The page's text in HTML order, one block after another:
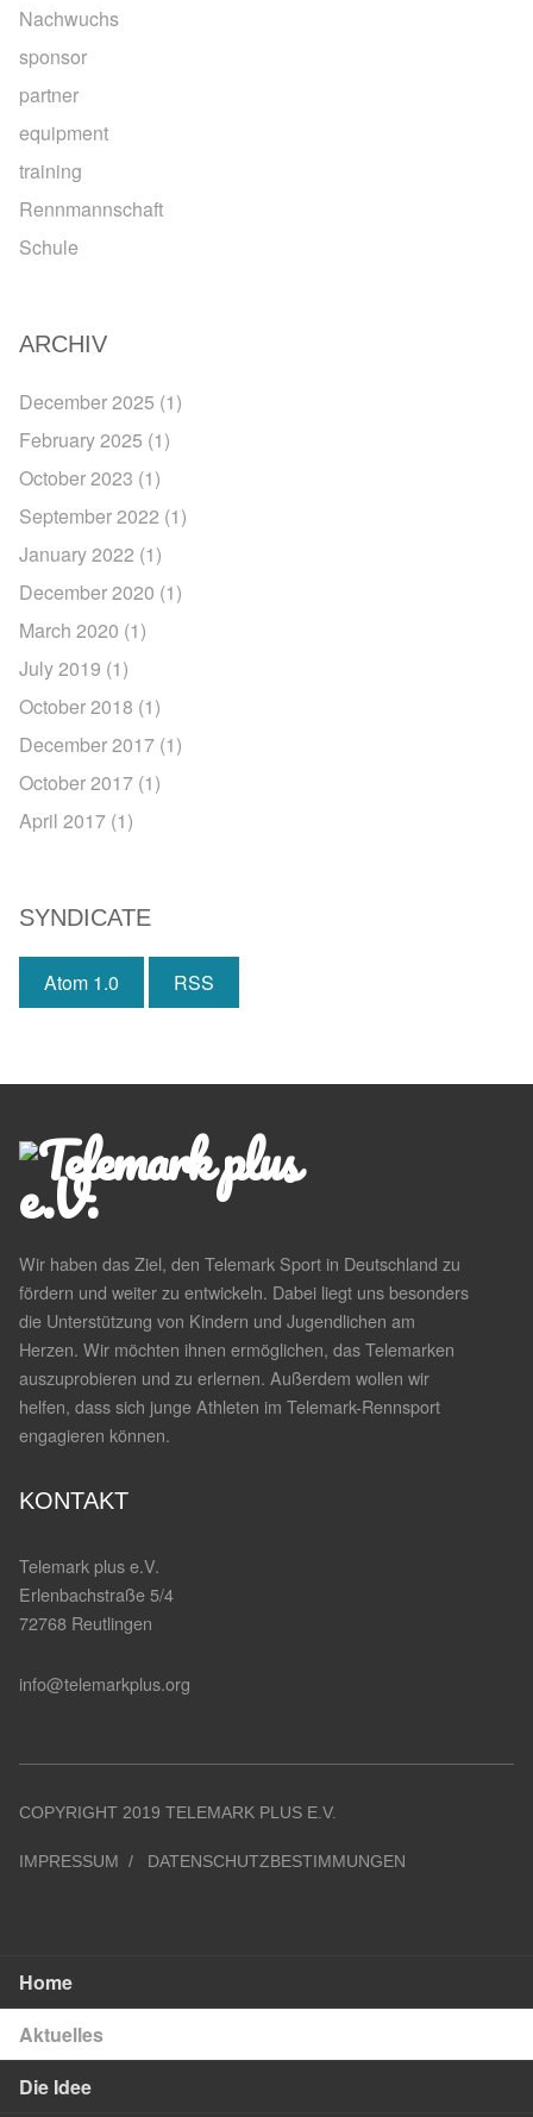
Nachwuchs
sponsor
partner
equipment
training
Rennmannschaft
Schule
ARCHIV
December 2025 (1)
February 2025 (1)
October 2023 (1)
September 2022 (1)
January 2022 (1)
December 2020 (1)
March 2020 (1)
July 2019 (1)
October 2018 (1)
December 2017 (1)
October 2017 (1)
April 2017 (1)
SYNDICATE
Atom 1.0 RSS
Wir haben das Ziel, den Telemark Sport in Deutschland zu
fördern und weiter zu entwickeln. Dabei liegt uns besonders
die Unterstützung von Kindern und Jugendlichen am
Herzen. Wir möchten ihnen ermöglichen, das Telemarken
auszuprobieren und zu erlernen. Außerdem wollen wir
helfen, dass sich junge Athleten im Telemark-Rennsport
engagieren können.
KONTAKT
Telemark plus e.V.
Erlenbachstraße 5/4
72768 Reutlingen
info@telemarkplus.org
COPYRIGHT 2019 TELEMARK PLUS E.V.
IMPRESSUM DATENSCHUTZBESTIMMUNGEN
Home
Aktuelles
Die Idee